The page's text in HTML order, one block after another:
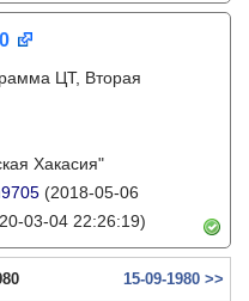
ЦТ, Вторая
Хакасия"
(2018-05-06
03-04 22:26:19)
15-09-1980 >>